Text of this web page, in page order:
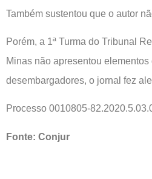
Também sustentou que o autor
Porém, a 1ª Turma do Tribunal
Minas não apresentou
desembargadores, o jornal fez
Processo 0010805-
Fonte: Conjur